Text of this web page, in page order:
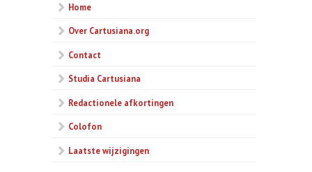
Home
Over Cartusiana.org
Contact
Studia Cartusiana
Redactionele afkortingen
Colofon
Laatste wijzigingen